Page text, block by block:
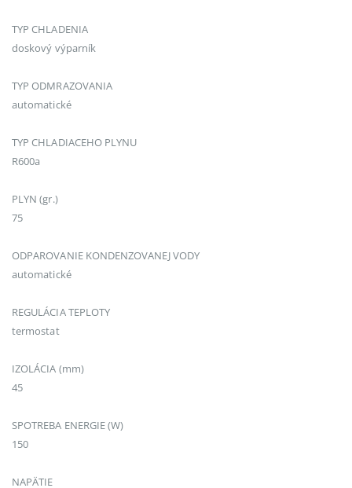
TYP CHLADENIA
doskový výparník
TYP ODMRAZOVANIA
automatické
TYP CHLADIACEHO PLYNU
R600a
PLYN (gr.)
75
ODPAROVANIE KONDENZOVANEJ VODY
automatické
REGULÁCIA TEPLOTY
termostat
IZOLÁCIA (mm)
45
SPOTREBA ENERGIE (W)
150
NAPÄTIE